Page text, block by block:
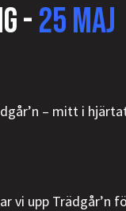
-25 MAJ
– mitt i
vi upp Trädgår’n